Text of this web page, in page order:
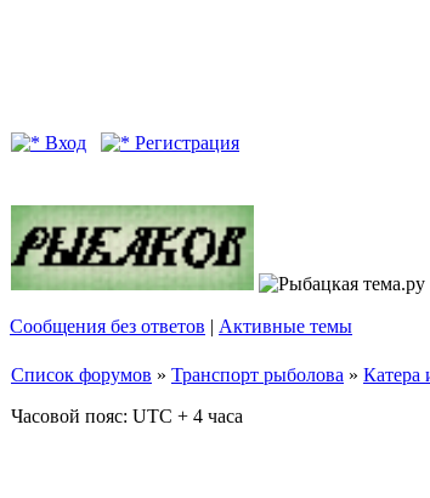
Вход
Регистрация
Сообщения без ответов | Активные темы
Список форумов » Транспорт рыболова » Катера
Часовой пояс: UTC + 4 часа